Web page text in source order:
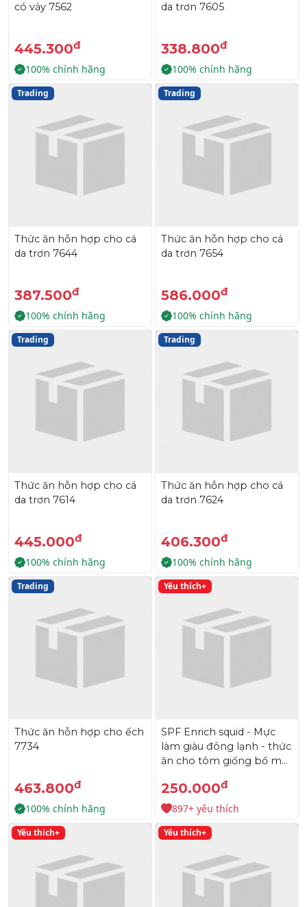
có vảy 7562
445.300đ
100% chính hãng
da trơn 7605
338.800đ
100% chính hãng
Trading
Thức ăn hỗn hợp cho cá
da trơn 7644
387.500đ
100% chính hãng
Trading
Thức ăn hỗn hợp cho cá
da trơn 7654
586.000đ
100% chính hãng
Trading
Thức ăn hỗn hợp cho cá
da trơn 7614
445.000đ
100% chính hãng
Trading
Thức ăn hỗn hợp cho cá
da trơn 7624
406.300đ
100% chính hãng
Trading
Thức ăn hỗn hợp cho ếch
7734
463.800đ
100% chính hãng
Yêu thích+
SPF Enrich squid - Mực
làm giàu đông lạnh - thức
ăn cho tôm giống bố mẹ,
250.000đ
897+ yêu thích
Yêu thích+ Yêu thích+